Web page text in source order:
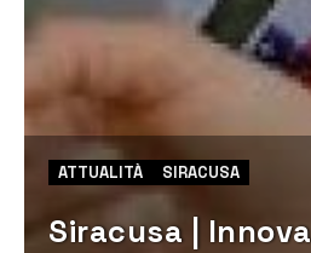
ATTUALITÀ SIRACUSA
Siracusa |